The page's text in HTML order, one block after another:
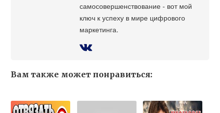
самосовершенствование - вот мой
ключ к успеху в мире цифрового
маркетинга.
Вам также может понравиться: